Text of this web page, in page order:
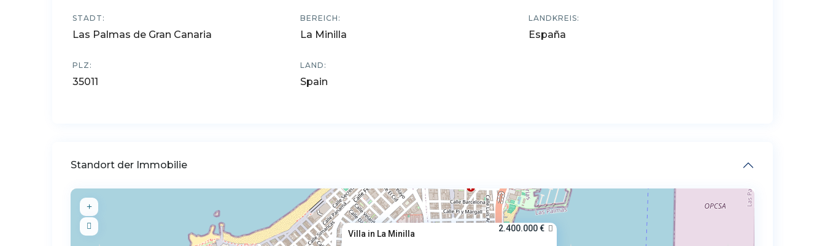
STADT:
Las Palmas de Gran Canaria
BEREICH:
La Minilla
LANDKREIS:
España
PLZ:
35011
LAND:
Spain
Standort der Immobilie
Villa in La Minilla
2.400.000 €